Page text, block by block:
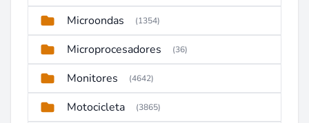
Microondas (1354)
Microprocesadores (36)
Monitores (4642)
Motocicleta (3865)